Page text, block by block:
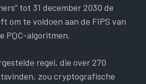
tot 31 december 2030 de
om te voldoen aan de FIPS van
PQC-algoritmen.
regel, die over 270
zou cryptografische